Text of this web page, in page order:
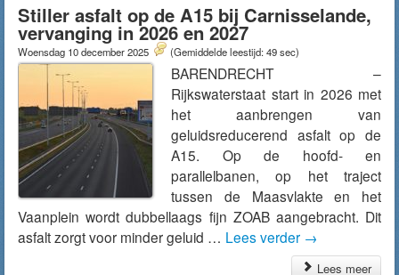
Stiller asfalt op de A15 bij Carnisselande,
vervanging in 2026 en 2027
Woensdag 10 december 2025 (Gemiddelde leestijd: 49 sec)
BARENDRECHT –
Rijkswaterstaat start in 2026 met
het aanbrengen van
geluidsreducerend asfalt op de
A15. Op de hoofd- en
parallelbanen, op het traject
tussen de Maasvlakte en het
Vaanplein wordt dubbellaags fijn ZOAB aangebracht. Dit
asfalt zorgt voor minder geluid … Lees verder →
Lees meer